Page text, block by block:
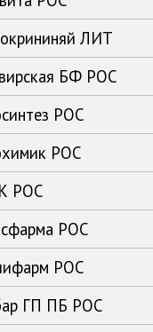
ЛИТ
БФ РОС
РОС
РОС
РОС
РОС
РОС
ГП ПБ РОС